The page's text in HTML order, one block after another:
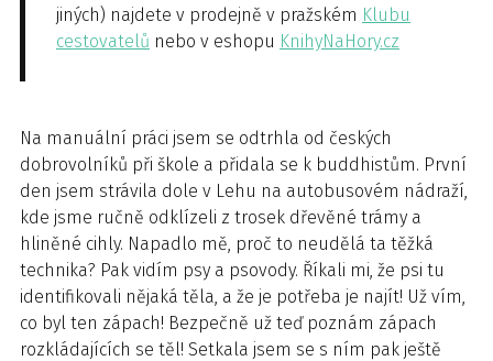
jiných) najdete v prodejně v pražském Klubu
cestovatelů nebo v eshopu KnihyNaHory.cz
Na manuální práci jsem se odtrhla od českých
dobrovolníků při škole a přidala se k buddhistům. První
den jsem strávila dole v Lehu na autobusovém nádraží,
kde jsme ručně odklízeli z trosek dřevěné trámy a
hliněné cihly. Napadlo mě, proč to neudělá ta těžká
technika? Pak vidím psy a psovody. Říkali mi, že psi tu
identifikovali nějaká těla, a že je potřeba je najít! Už vím,
co byl ten zápach! Bezpečně už teď poznám zápach
rozkládajících se těl! Setkala jsem se s ním pak ještě